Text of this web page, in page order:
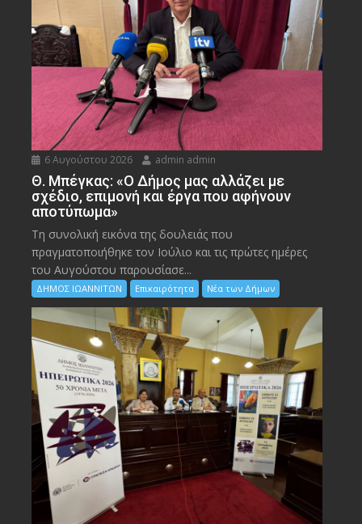
6 Αυγούστου 2026 admin admin
Θ. Μπέγκας: «Ο Δήμος μας αλλάζει με
σχέδιο, επιμονή και έργα που αφήνουν
αποτύπωμα»
Τη συνολική εικόνα της δουλειάς που
πραγματοποιήθηκε τον Ιούλιο και τις πρώτες ημέρες
του Αυγούστου παρουσίασε...
ΔΗΜΟΣ ΙΩΑΝΝΙΤΩΝ Επικαιρότητα Νέα των Δήμων